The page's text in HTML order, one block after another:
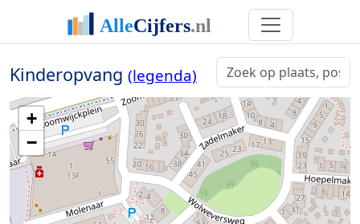
Kinderopvang (legenda)
+
−